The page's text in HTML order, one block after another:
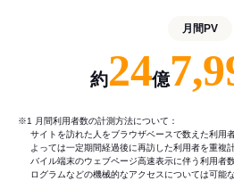
月間PV
約24億
※1 月間利用者数の計測方法について：
サイトを訪れた人をブラウザベースで数えた利用
よっては一定期間経過後に再訪した利用者を重複
バイル端末のウェブページ高速表示に伴う利用者
ログラムなどの機械的なアクセスについては可能